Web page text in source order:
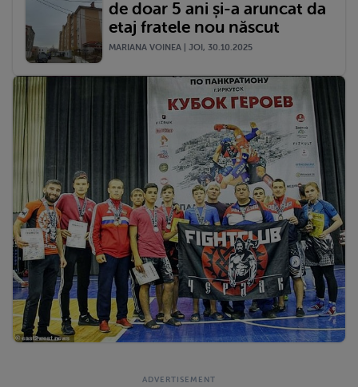
de doar 5 ani și-a aruncat da
etaj fratele nou născut
MARIANA VOINEA | JOI, 30.10.2025